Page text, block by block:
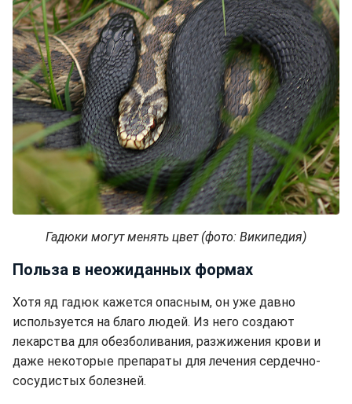
Гадюки могут менять цвет (фото: Википедия)
Польза в неожиданных формах
Хотя яд гадюк кажется опасным, он уже давно
используется на благо людей. Из него создают
лекарства для обезболивания, разжижения крови и
даже некоторые препараты для лечения сердечно-
сосудистых болезней.